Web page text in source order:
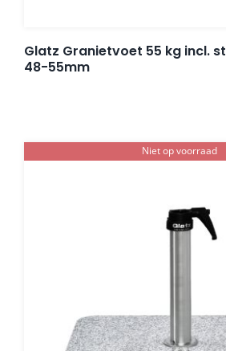
Glatz Granietvoet 55 kg incl.
48-55mm
Niet op voorraad